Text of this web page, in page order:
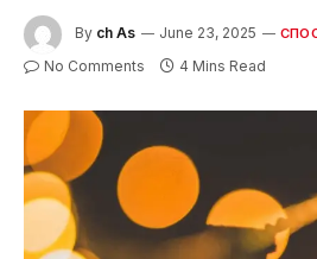
By ch As June 23, 2025
No Comments 4 Mins Read